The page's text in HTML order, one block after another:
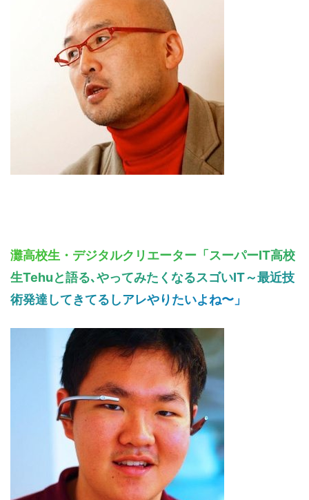
灘高校生・デジタルクリエーター「スーパーIT高校
生Tehuと語る､やってみたくなるスゴいIT～最近技
術発達してきてるしアレやりたいよね〜」
の
サ
イ
を